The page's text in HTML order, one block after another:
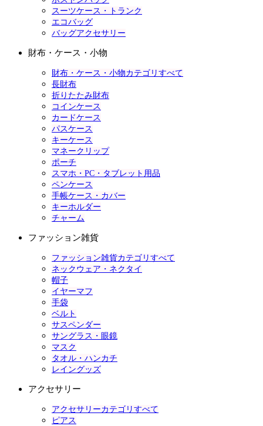
スーツケース・トランク
エコバッグ
バッグアクセサリー
財布・ケース・小物
財布・ケース・小物カテゴリすべて
長財布
折りたたみ財布
コインケース
カードケース
パスケース
キーケース
マネークリップ
ポーチ
スマホ・PC・タブレット用品
ペンケース
手帳ケース・カバー
キーホルダー
チャーム
ファッション雑貨
ファッション雑貨カテゴリすべて
ネックウェア・ネクタイ
帽子
イヤーマフ
手袋
ベルト
サスペンダー
サングラス・眼鏡
マスク
タオル・ハンカチ
レイングッズ
アクセサリー
アクセサリーカテゴリすべて
ピアス